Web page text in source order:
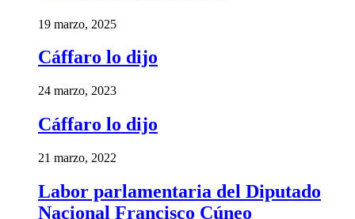
19 marzo, 2025
Cáffaro lo dijo
24 marzo, 2023
Cáffaro lo dijo
21 marzo, 2022
Labor parlamentaria del Diputado
Nacional Francisco Cúneo